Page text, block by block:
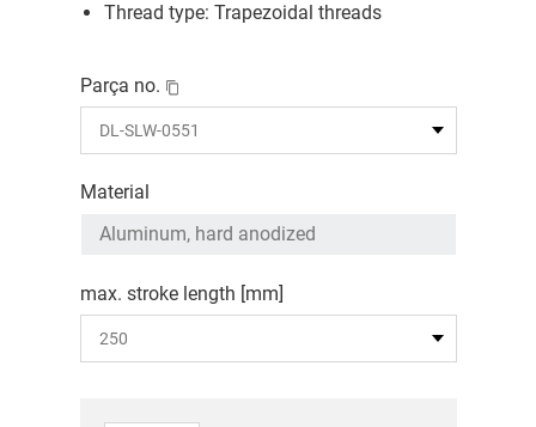
Thread type: Trapezoidal threads
Parça no.
Material
max. stroke length [mm]